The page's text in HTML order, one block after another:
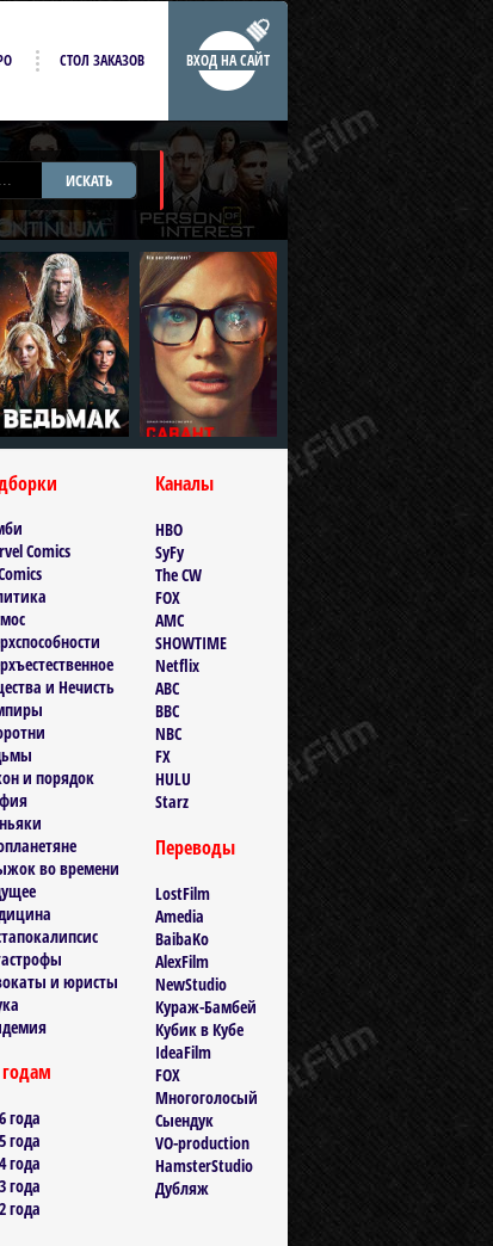
ВХОД НА САЙТ
СТОЛ ЗАКАЗОВ
ИСКАТЬ
Comics
и Нечисть
и порядок
во времени
и юристы
года
года
года
года
года
Каналы
HBO
SyFy
The CW
FOX
AMC
SHOWTIME
Netflix
ABC
BBC
NBC
FX
HULU
Starz
Переводы
LostFilm
Amedia
BaibaKo
AlexFilm
NewStudio
Кураж-Бамбей
Кубик в Кубе
IdeaFilm
FOX
Многоголосый
Сыендук
VO-production
HamsterStudio
Дубляж